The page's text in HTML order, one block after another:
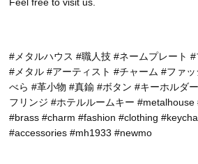
#メタルハウス #職人技 #ネームプレート
#メタル #アーティスト #チャーム #ファ
べら #革小物 #真鍮 #ボタン #キーホルダ
フリンジ #ホテルルームキー
#brass #charm #fashion #clothing
#accessories #mh1933 #newmo